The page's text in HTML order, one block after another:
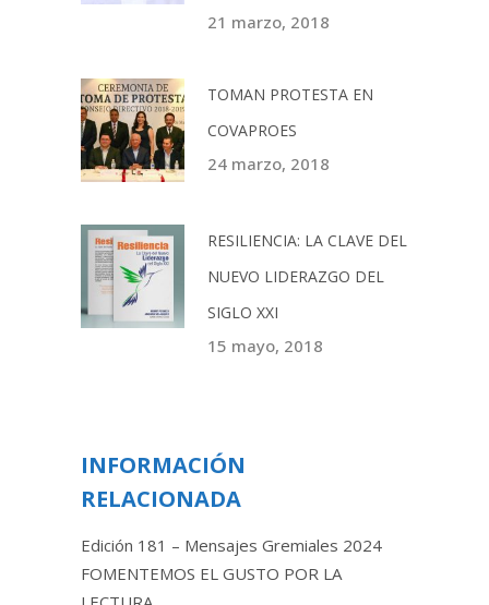
21 marzo, 2018
TOMAN PROTESTA EN
COVAPROES
24 marzo, 2018
RESILIENCIA: LA CLAVE DEL
NUEVO LIDERAZGO DEL
SIGLO XXI
15 mayo, 2018
INFORMACIÓN
RELACIONADA
Edición 181 – Mensajes Gremiales 2024
FOMENTEMOS EL GUSTO POR LA